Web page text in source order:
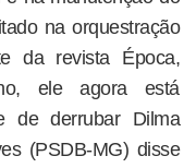
na orquestração
da revista Época,
ele agora está
de derrubar Dilma
(PSDB-MG) disse